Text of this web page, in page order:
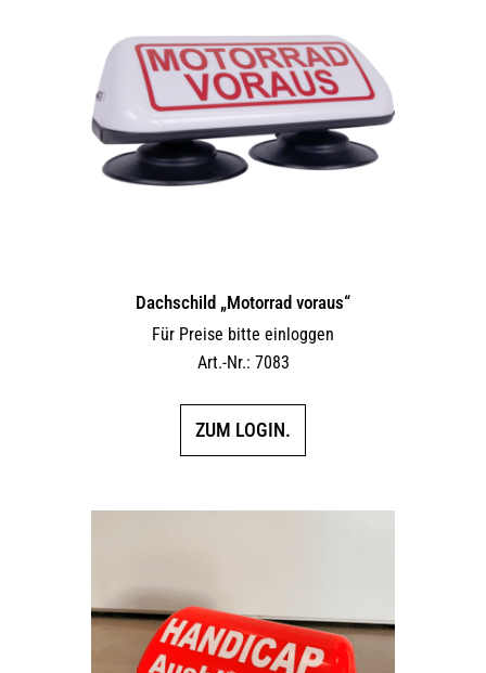
Dachschild „Motorrad voraus“
Für Preise bitte einloggen
Art.-Nr.: 7083
ZUM LOGIN.